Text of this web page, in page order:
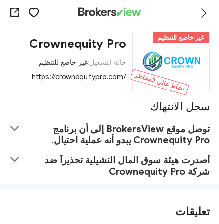
غير خاضع للتنظيم
نشاط عالي المخاطر
Crownequity Pro
حالة التشغيل:غير خاضع للتنظيم
https://crownequitypro.com/
سجل الانتهاك
توصل موقع BrokersView إلى أن برنامج
Crownequity Pro يبدو أنه عملية احتيال.
أصدرت هيئة سوق المال التشيلية تحذيراً ضد
شركة Crownequity Pro
تعليقات